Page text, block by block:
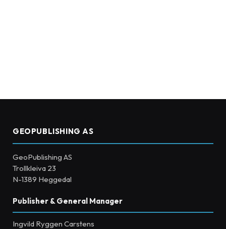
GEOPUBLISHING AS
GeoPublishing AS
Trollkleiva 23
N-1389 Heggedal
Publisher & General Manager
Ingvild Ryggen Carstens